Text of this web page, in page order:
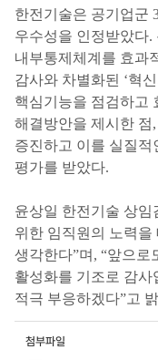
한전기술은 공기업군
우수성을 인정받았다
내부통제체계를 효과
감사와 차별화된 ‘혁
핵심기능을 점검하고
해결방안을 제시한
증진하고 이를 실질
평가를 받았다.
윤상일 한전기술 상임
위한 임직원의 노력을
생각한다”며, “앞으로
활성화를 기조로 감사
적극 부응하겠다”고
첨부파일